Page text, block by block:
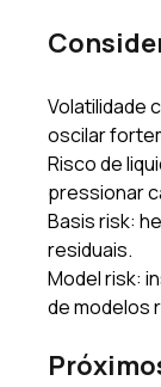
Volatilidade
oscilar
Risco de
pressionar
Basis risk:
residuais.
Model risk:
de modelos